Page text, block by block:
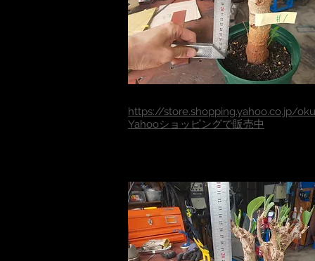
https://store.shopping.yahoo.co.jp/
​Yahooショッピングで販売中